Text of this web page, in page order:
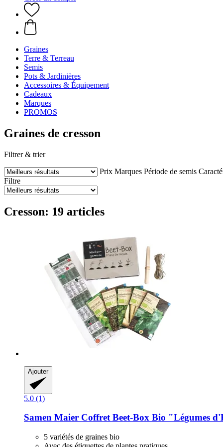
Graines
Terre & Terreau
Semis
Pots & Jardinières
Accessoires & Équipement
Cadeaux
Marques
PROMOS
Graines de cresson
Filtrer & trier
Prix Marques Période de semis
Filtre
Cresson: 19 articles
Ajouter
5.0 (1)
Samen Maier Coffret Beet-​Box Bio "Légumes
5 variétés de graines bio